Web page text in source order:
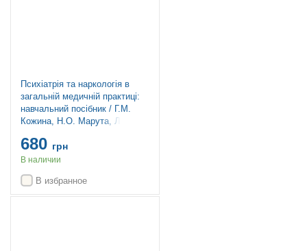
Психіатрія та наркологія в
загальній медичній практиці:
навчальний посібник / Г.М.
Кожина, Н.О. Марута, Л.М.
680 грн
В наличии
В избранное